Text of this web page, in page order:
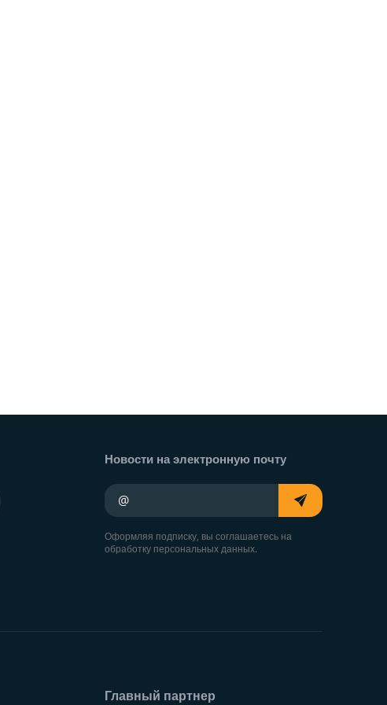
Новости на электронную почту
Ваш адрес электронной почты
Оформляя подписку, вы соглашаетесь на
обработку персональных данных.
Главный партнер